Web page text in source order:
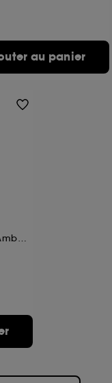
au panier
Coffret Eau de Parfum Ambrée Gourmande pour Femme
le dépôt
de
pour les
personnelles
Si vous
les cookies